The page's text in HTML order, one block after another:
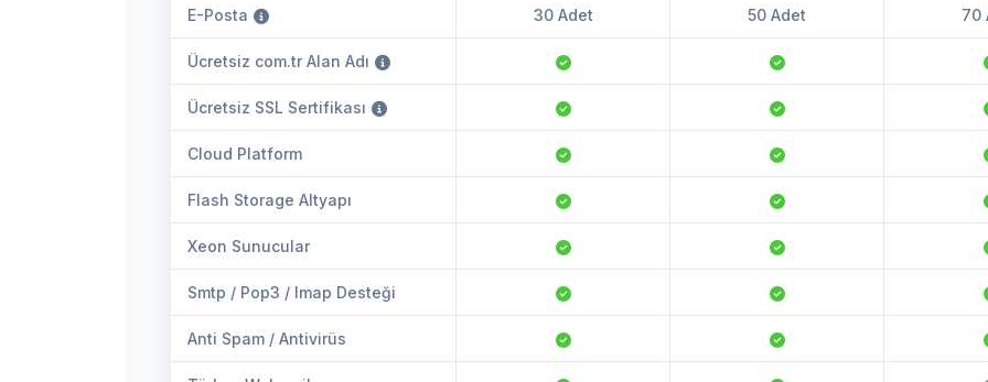
E-Posta
Ücretsiz com.tr Alan Adı
Ücretsiz SSL Sertifikası
Cloud Platform
Flash Storage Altyapı
Xeon Sunucular
Smtp / Pop3 / Imap Desteği
Anti Spam / Antivirüs
30 Adet 50 Adet 70